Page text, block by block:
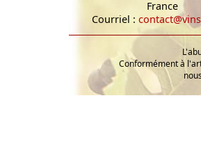
France
Courriel :
Conformément à